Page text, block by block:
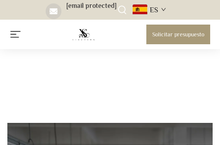
[email protected] ES
Solicitar presupuesto